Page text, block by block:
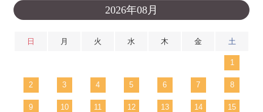
2026年08月
日 月 火 水 木 金 土
1
2 3 4 5 6 7 8
9 10 11 12 13 14 15